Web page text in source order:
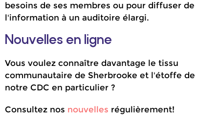
besoins de ses membres ou pour diffuser de
l'information à un auditoire élargi.
Nouvelles en ligne
Vous voulez connaître davantage le tissu
communautaire de Sherbrooke et l'étoffe de
notre CDC en particulier ?
Consultez nos nouvelles régulièrement!